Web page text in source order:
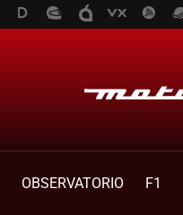
OBSERVATORIO F1